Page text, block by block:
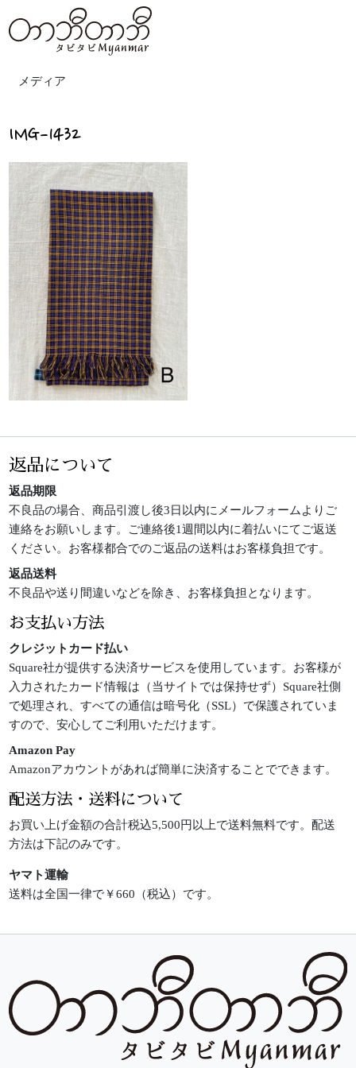
メディア
IMG-1432
返品について
返品期限
不良品の場合、商品引渡し後3日以内にメールフォームよりご
連絡をお願いします。ご連絡後1週間以内に着払いにてご返送
ください。お客様都合でのご返品の送料はお客様負担です。
返品送料
不良品や送り間違いなどを除き、お客様負担となります。
お支払い方法
クレジットカード払い
Square社が提供する決済サービスを使用しています。お客様が
入力されたカード情報は（当サイトでは保持せず）Square社側
で処理され、すべての通信は暗号化（SSL）で保護されていま
すので、安心してご利用いただけます。
Amazon Pay
Amazonアカウントがあれば簡単に決済することでできます。
配送方法・送料について
お買い上げ金額の合計税込5,500円以上で送料無料です。配送
方法は下記のみです。
ヤマト運輸
送料は全国一律で￥660（税込）です。